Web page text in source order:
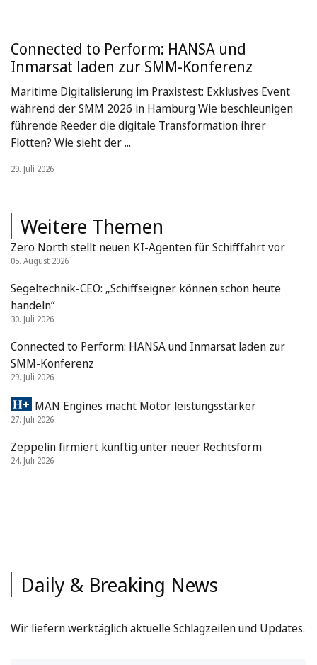
Connected to Perform: HANSA und
Inmarsat laden zur SMM-Konferenz
Maritime Digitalisierung im Praxistest: Exklusives Event
während der SMM 2026 in Hamburg Wie beschleunigen
führende Reeder die digitale Transformation ihrer
Flotten? Wie sieht der ...
29. Juli 2026
Weitere Themen
Zero North stellt neuen KI-Agenten für Schifffahrt vor
05. August 2026
Segeltechnik-CEO: „Schiffseigner können schon heute
handeln“
30. Juli 2026
Connected to Perform: HANSA und Inmarsat laden zur
SMM-Konferenz
29. Juli 2026
MAN Engines macht Motor leistungsstärker
27. Juli 2026
Zeppelin firmiert künftig unter neuer Rechtsform
24. Juli 2026
Daily & Breaking News
Wir liefern werktäglich aktuelle Schlagzeilen und Updates.